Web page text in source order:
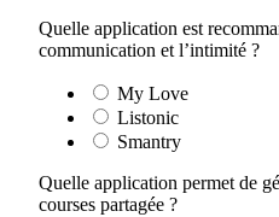
Quelle application est
communication et l’intimité ?
My Love
Listonic
Smantry
Quelle application permet de
courses partagée ?